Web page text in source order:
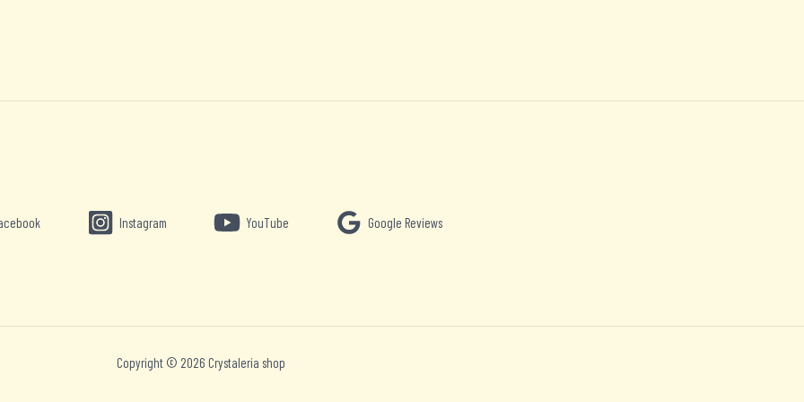
Instagram YouTube Google Reviews
Copyright © 2026 Crystaleria shop